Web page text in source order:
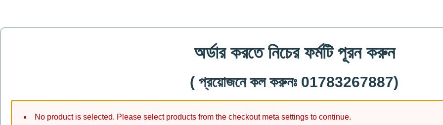
অর্ডার করতে নিচের ফর্মটি পূরন করুন
( প্রয়োজনে কল করুনঃ 01783267887)
No product is selected. Please select products from the checkout meta settings to continue.